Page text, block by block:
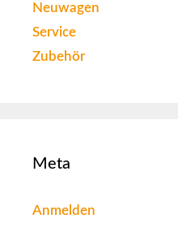
Neuwagen
Service
Zubehör
Meta
Anmelden